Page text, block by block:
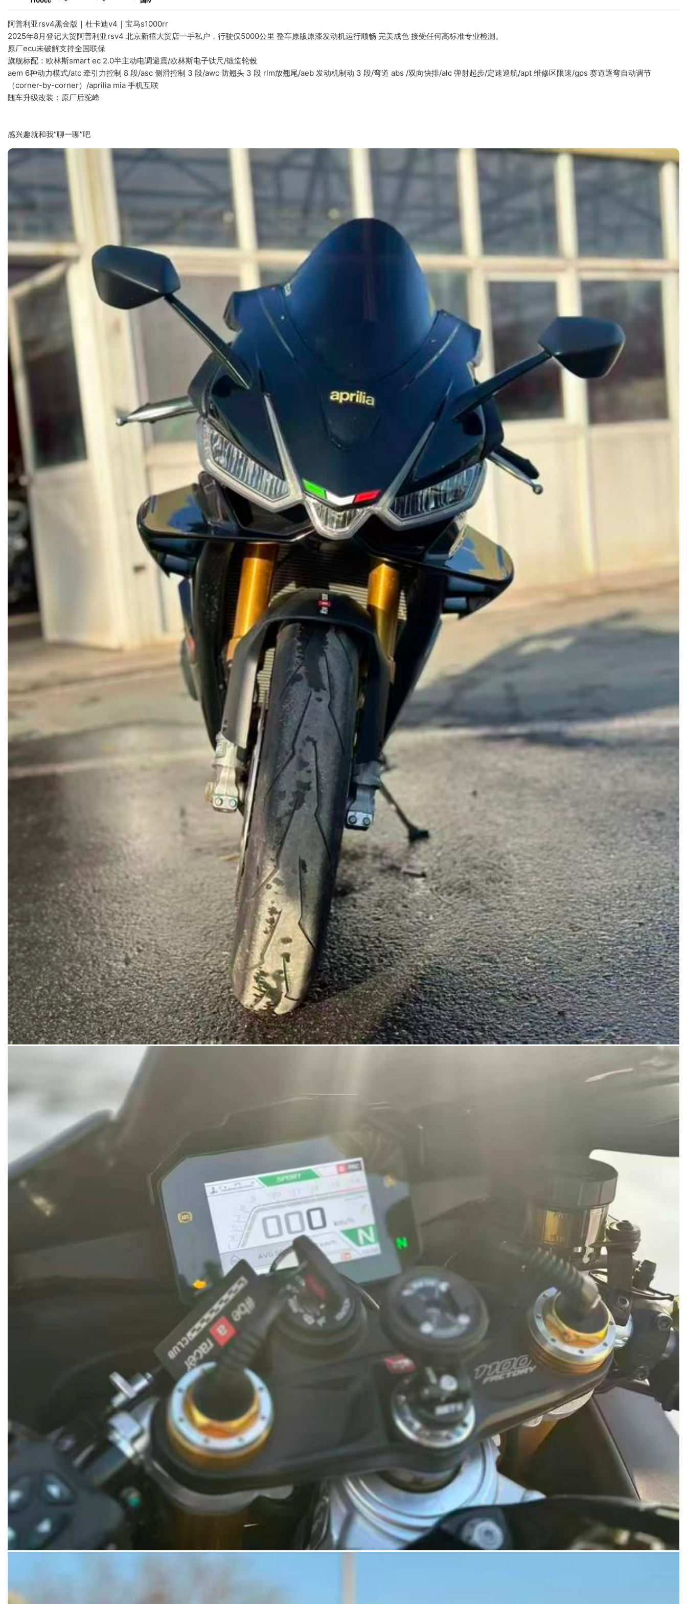
阿普利亚rsv4黑金版｜杜卡迪v4｜宝马s1000rr
2025年8月登记大贸阿普利亚rsv4 北京新禧大贸店一手私户，行驶仅5000公里 整车原版原漆发动机运行顺畅 完美成色 接受任何高标准专业检测。
原厂ecu未破解支持全国联保
旗舰标配：欧林斯smart ec 2.0半主动电调避震/欧林斯电子钛尺/锻造轮毂
aem 6种动力模式/atc 牵引力控制 8 段/asc 侧滑控制 3 段/awc 防翘头 3 段 rlm放翘尾/aeb 发动机制动 3 段/弯道 abs /双向快排/alc 弹射起步/定速巡航/apt 维修区限速/gps 赛道逐弯自动调节
（corner-by-corner）/aprilia mia 手机互联
随车升级改装：原厂后驼峰
感兴趣就和我“聊一聊”吧